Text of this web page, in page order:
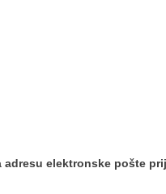
elektronske pošte